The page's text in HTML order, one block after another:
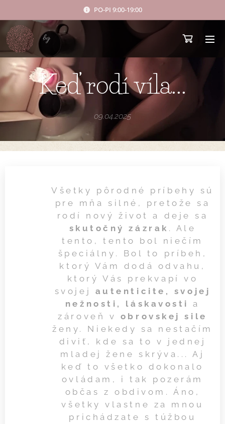
PO-PI 9:00-19:00
bg
Keď rodí víla...
09.04.2025
Všetky pôrodné príbehy sú
pre mňa silné, pretože sa
rodí nový život a deje sa
skutočný zázrak . Ale
tento, tento bol niečím
špeciálny. Bol to príbeh,
ktorý Vám dodá odvahu,
ktorý Vás prekvapí vo
svojej autenticite, svojej
nežnosti, láskavosti
a
zároveň v obrovskej sile
ženy. Niekedy sa nestačím
diviť, kde sa to v jednej
mladej žene skrýva... Aj
keď to všetko dokonalo
ovládam, i tak pozerám
občas z obdivom. Áno,
všetky vlastne za mnou
prichádzate s túžbou